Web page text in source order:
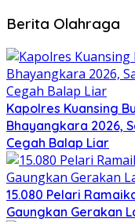
Berita Olahraga
Kapolres Kuansing
Bhayangkara 2026,
Cegah Balap Liar
15.080 Pelari
Gaungkan Gerakan